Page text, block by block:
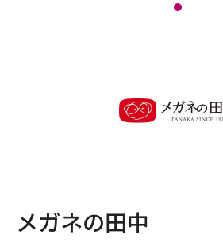
メガネの田中